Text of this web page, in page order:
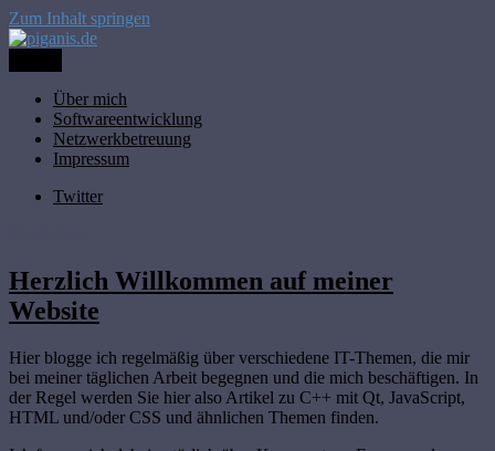
Zum Inhalt springen
piganis.de
Thomas Butzbach
Über mich
Softwareentwicklung
Netzwerkbetreuung
Impressum
Twitter
Herzlich Willkommen auf meiner
Website
Hier blogge ich regelmäßig über verschiedene IT-Themen, die mir
bei meiner täglichen Arbeit begegnen und die mich beschäftigen. In
der Regel werden Sie hier also Artikel zu C++ mit Qt, JavaScript,
HTML und/oder CSS und ähnlichen Themen finden.